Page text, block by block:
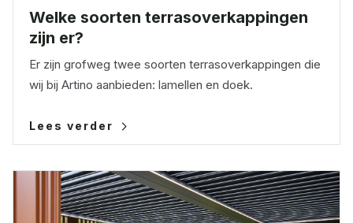
Welke soorten terrasoverkappingen
zijn er?
Er zijn grofweg twee soorten terrasoverkappingen die
wij bij Artino aanbieden: lamellen en doek.
Lees verder